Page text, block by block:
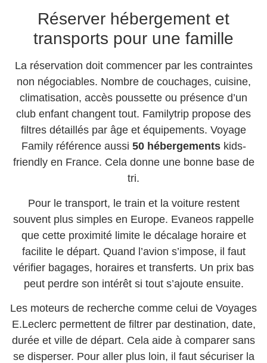
Réserver hébergement et
transports pour une famille
La réservation doit commencer par les contraintes
non négociables. Nombre de couchages, cuisine,
climatisation, accès poussette ou présence d’un
club enfant changent tout. Familytrip propose des
filtres détaillés par âge et équipements. Voyage
Family référence aussi 50 hébergementskids-
friendly en France. Cela donne une bonne base de
tri.
Pour le transport, le train et la voiture restent
souvent plus simples en Europe. Evaneos rappelle
que cette proximité limite le décalage horaire et
facilite le départ. Quand l’avion s’impose, il faut
vérifier bagages, horaires et transferts. Un prix bas
peut perdre son intérêt si tout s’ajoute ensuite.
Les moteurs de recherche comme celui de Voyages
E.Leclerc permettent de filtrer par destination, date,
durée et ville de départ. Cela aide à comparer sans
se disperser. Pour aller plus loin, il faut sécuriser la